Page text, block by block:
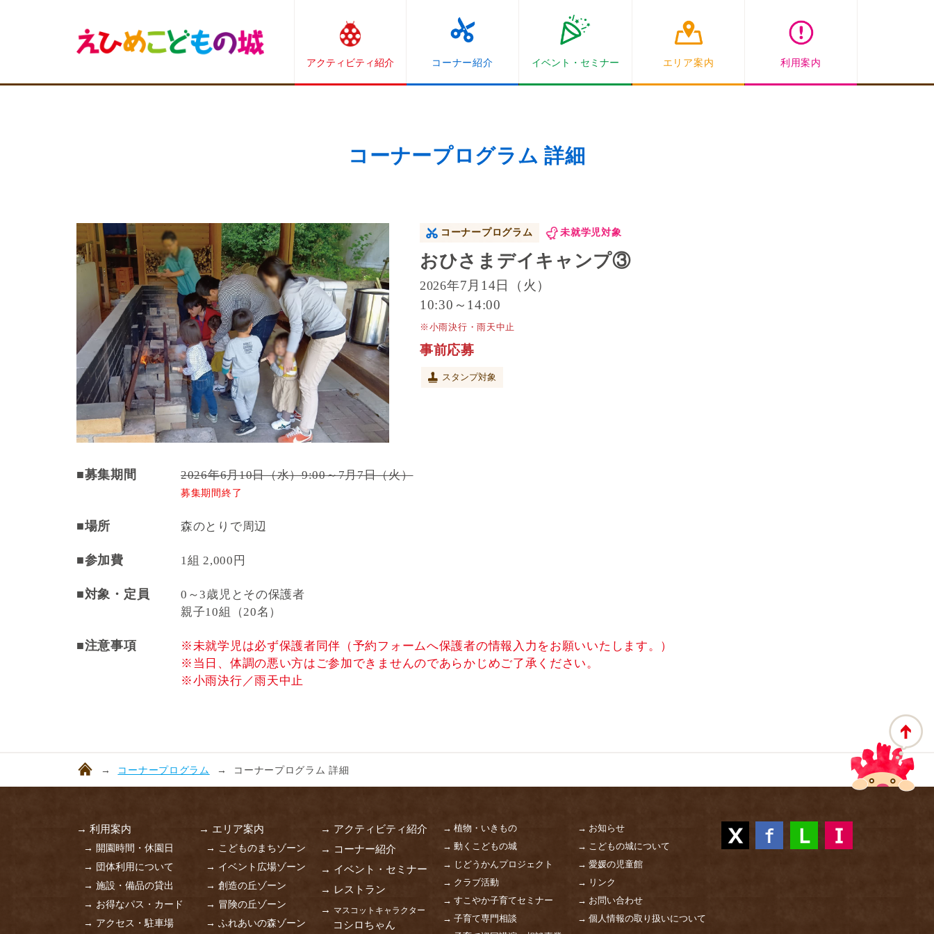
アクティビティ紹介 コーナー紹介 イベント・ セミナー エリア案内 利用案内
コーナープログラム 詳細
コーナープログラム 未就学児対象
おひさまデイキャンプ③
2026年7月14日（火）
10:30～14:00
※小雨決行・雨天中止
事前応募
スタンプ対象
■募集期間 2026年6月10日（水）9:00～7月7日（火）
募集期間終了
■場所 森のとりで周辺
■参加費 1組 2,000円
■対象・定員
0～3歳児とその保護者
親子10組（20名）
■注意事項
※未就学児は必ず保護者同伴（予約フォームへ保護者の情報入力をお願いいたします。）
※当日、体調の悪い方はご参加できませんのであらかじめご了承ください。
※小雨決行／雨天中止
コーナープログラム コーナープログラム 詳細
→ 利用案内
→ 開園時間・休園日
→ 団体利用について
→ 施設・備品の貸出
→ お得なパス・カード
→ アクセス・駐車場
→ エリア案内
→ こどものまちゾーン
→ イベント広場ゾーン
→ 創造の丘ゾーン
→ 冒険の丘ゾーン
→ ふれあいの森ゾーン
→ アクティビティ紹介
→ コーナー紹介
→ イベント・セミナー
→ レストラン
→ マスコットキャラクター
コシロちゃん
→ 植物・いきもの
→ 動くこどもの城
→ じどうかんプロジェクト
→ クラブ活動
→ すこやか子育てセミナー
→ 子育て専門相談
→ お知らせ
→ こどもの城について
→ 愛媛の児童館
→ リンク
→ お問い合わせ
→ 個人情報の取り扱いについて